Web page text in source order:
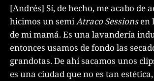
[Andrés] Sí, de hecho, me acabo de
hicimos un semiAtraco Sessionsen
de mi mamá. Es una lavandería
entonces usamos de fondo las
grandotas. De ahí sacamos unos
es una ciudad que no es tan